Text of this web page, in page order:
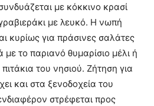
με κόκκινο κρασί
με λευκό. Η νωπή
κυρίως για πράσινες σαλάτες
το παριανό θυμαρίσιο μέλι ή
του νησιού. Ζήτηση για
και στα ξενοδοχεία του
στρέφεται προς